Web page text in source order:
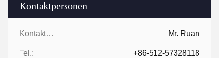
Kontaktpersonen
Kontaktpersonen: Mr. Ruan
Tel.: +86-512-57328118